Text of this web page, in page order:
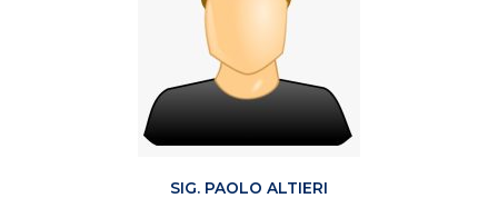
SIG. PAOLO ALTIERI